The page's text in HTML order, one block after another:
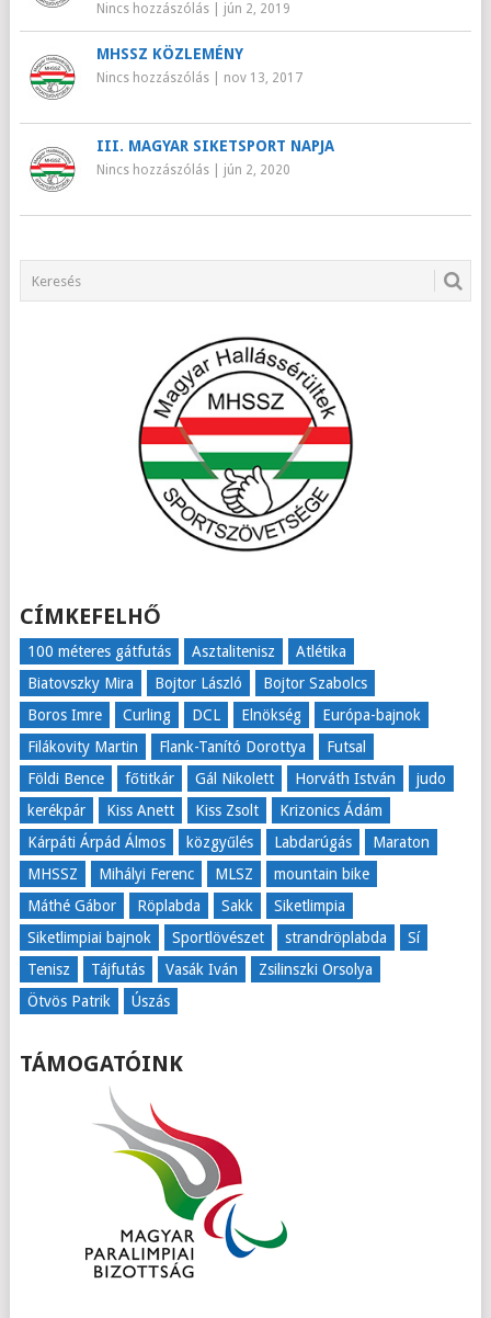
Nincs hozzászólás| jún 2, 2019
MHSSZ KÖZLEMÉNY
Nincs hozzászólás| nov 13, 2017
III. MAGYAR SIKETSPORT NAPJA
Nincs hozzászólás| jún 2, 2020
CÍMKEFELHŐ
100 méteres gátfutás Asztalitenisz
Atlétika
Biatovszky Mira
Bojtor László
Bojtor Szabolcs
Boros Imre
Curling DCL Elnökség
Európa-bajnok
Filákovity Martin
Flank-Tanító Dorottya
Futsal
Földi Bence
főtitkár Gál Nikolett Horváth István
judo
kerékpár
Kiss Anett Kiss Zsolt
Krizonics Ádám
Kárpáti Árpád Álmos
közgyűlés Labdarúgás
Maraton
MHSSZ
Mihályi Ferenc MLSZ
mountain bike
Máthé Gábor
Röplabda Sakk
Siketlimpia
Siketlimpiai bajnok
Sportlövészet strandröplabda
Sí
Tenisz
Tájfutás Vasák Iván
Zsilinszki Orsolya
Ötvös Patrik
Úszás
TÁMOGATÓINK